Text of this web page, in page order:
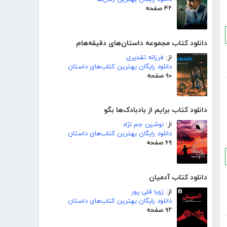
۴۲ صفحه
دانلود کتاب مجموعه داستان‌های دقیقه‌هام
از: فرزانه تقدیری
دانلود رایگان بهترین کتاب‌های داستان
۹۰ صفحه
دانلود کتاب برایم از بادبادک‌ها بگو
از: نوشین جم نژاد
دانلود رایگان بهترین کتاب‌های داستان
۶۹ صفحه
دانلود کتاب آدمیان
از: زویا قلی پور
دانلود رایگان بهترین کتاب‌های داستان
۹۲ صفحه